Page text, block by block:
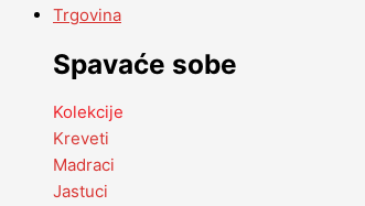
Trgovina
Spavaće sobe
Kolekcije
Kreveti
Madraci
Jastuci